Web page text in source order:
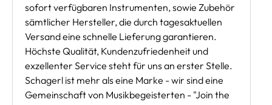
sofort verfügbaren Instrumenten, sowie Zubehör
sämtlicher Hersteller, die durch tagesaktuellen
Versand eine schnelle Lieferung garantieren.
Höchste Qualität, Kundenzufriedenheit und
exzellenter Service steht für uns an erster Stelle.
Schagerl ist mehr als eine Marke - wir sind eine
Gemeinschaft von Musikbegeisterten - "Join the